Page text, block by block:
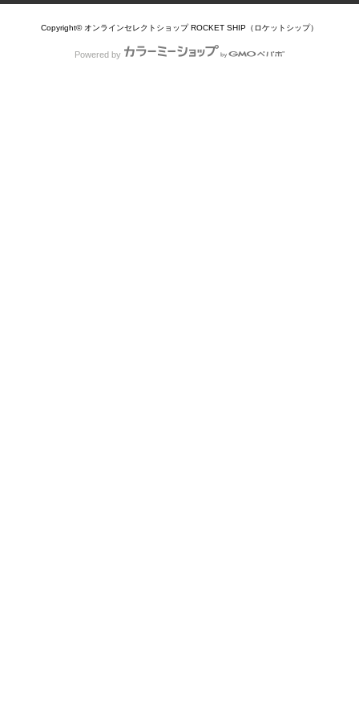
Copyright© オンラインセレクトショップ ROCKET SHIP（ロケットシップ）
Powered by